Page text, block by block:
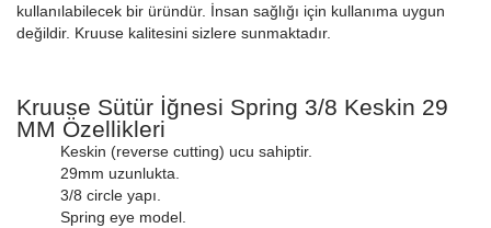
kullanılabilecek bir üründür. İnsan sağlığı için kullanıma uygun
değildir. Kruuse kalitesini sizlere sunmaktadır.
Kruuse Sütür İğnesi Spring 3/8 Keskin 29
MM Özellikleri
Keskin (reverse cutting) ucu sahiptir.
29mm uzunlukta.
3/8 circle yapı.
Spring eye model.